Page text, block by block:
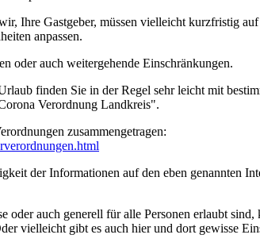
Ihre Gastgeber, müssen vielleicht kurzfristig
anpassen.
oder auch weitergehende Einschränkungen.
finden Sie in der Regel sehr leicht mit
Verordnung Landkreis".
zusammengetragen:
der Informationen auf den eben genannten
auch generell für alle Personen erlaubt
vielleicht gibt es auch hier und dort gewisse